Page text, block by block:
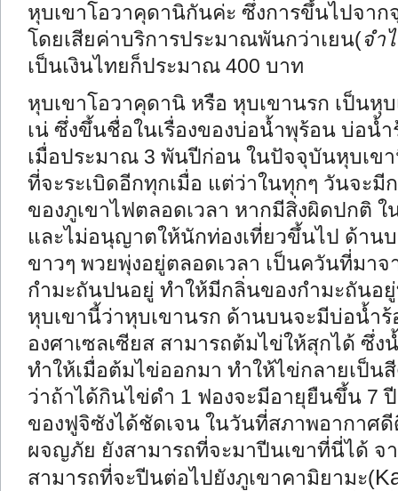
หุบเขาโอวาคุดานิกันค่ะ ซึ่งการขึ้นไปจาก
โดยเสียค่าบริการประมาณพันกว่าเยน(จำ
เป็นเงินไทยก็ประมาณ 400 บาท
หุบเขาโอวาคุดานิ หรือ หุบเขานรก เป็น
เน่ ซึ่งขึ้นชื่อในเรื่องของบ่อน้ำพุร้อน บ่อน้ำ
เมื่อประมาณ 3 พันปีก่อน ในปัจจุบันหุบเข
ที่จะระเบิดอีกทุกเมื่อ แต่ว่าในทุกๆ วันจะมี
ของภูเขาไฟตลอดเวลา หากมีสิ่งผิดปกติ
และไม่อนุญาตให้นักท่องเที่ยวขึ้นไป ด้าน
ขาวๆ พวยพุ่งอยู่ตลอดเวลา เป็นควันที่มา
กำมะถันปนอยู่ ทำให้มีกลิ่นของกำมะถันอ
หุบเขานี้ว่าหุบเขานรก ด้านบนจะมีบ่อน้ำ
องศาเซลเซียส สามารถต้มไข่ให้สุกได้ ซึ่
ทำให้เมื่อต้มไข่ออกมา ทำให้ไข่กลายเป็น
ว่าถ้าได้กินไข่ดำ 1 ฟองจะมีอายุยืนขึ้น 7
ของฟูจิซังได้ชัดเจน ในวันที่สภาพอากาศ
ผจญภัย ยังสามารถที่จะมาปีนเขาที่นี่ได้ จ
สามารถที่จะปีนต่อไปยังภูเขาคามิยามะ(